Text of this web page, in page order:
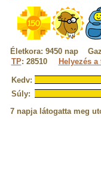
Életkora: 9450 nap
TP: 28510 Helyezés
Kedv:
Súly:
7 napja látogatta meg